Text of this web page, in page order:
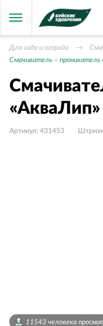
Для сада и огорода
Смачиватель – проникатель
«АкваЛип»
Артикул: 431453
11543 человека